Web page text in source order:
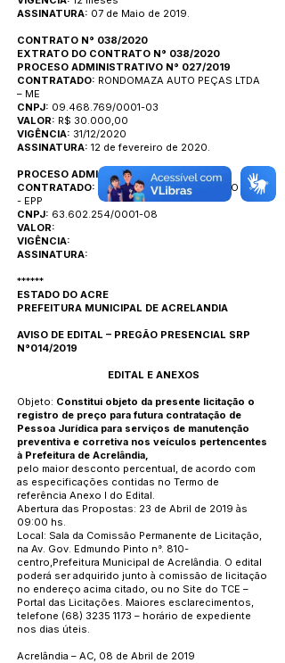
ASSINATURA: 07 de Maio de 2019.
CONTRATO N° 038/2020
EXTRATO DO CONTRATO N° 038/2020
PROCESO ADMINISTRATIVO N° 027/2019
CONTRATADO: RONDOMAZA AUTO PEÇAS LTDA
– ME
CNPJ: 09.468.769/0001-03
VALOR: R$ 30.000,00
VIGÊNCIA: 31/12/2020
ASSINATURA: 12 de fevereiro de 2020.
PROCESO ADMINISTRATIVO N° 027/2019
CONTRATADO:
TORNEARIA TIP E COMÉRCIO LTDA
- EPP
CNPJ: 63.602.254/0001-08
VALOR:
VIGÊNCIA:
ASSINATURA:
******
ESTADO DO ACRE
PREFEITURA MUNICIPAL DE ACRELANDIA
AVISO DE EDITAL – PREGÃO PRESENCIAL SRP
N°014/2019
EDITAL E ANEXOS
Objeto: Constitui objeto da presente licitação o
registro de preço para futura contratação de
Pessoa Jurídica para serviços de manutenção
preventiva e corretiva nos veículos pertencentes
à Prefeitura de Acrelândia,
pelo maior desconto percentual, de acordo com
as especificações contidas no Termo de
referência Anexo I do Edital.
Abertura das Propostas: 23 de Abril de 2019 às
09:00 hs.
Local: Sala da Comissão Permanente de Licitação,
na Av. Gov. Edmundo Pinto n°. 810-
centro,Prefeitura Municipal de Acrelândia. O edital
poderá ser adquirido junto à comissão de licitação
no endereço acima citado, ou no Site do TCE –
Portal das Licitações. Maiores esclarecimentos,
telefone (68) 3235 1173 – horário de expediente
nos dias úteis.
Acrelândia – AC, 08 de Abril de 2019